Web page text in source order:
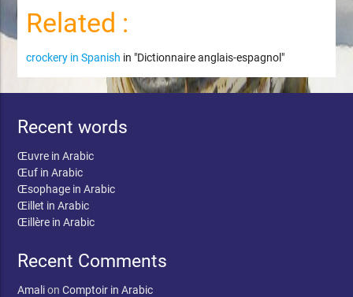
Related :
crockery in Spanish in "Dictionnaire anglais-espagnol"
Recent words
Œuvre in Arabic
Œuf in Arabic
Œsophage in Arabic
Œillet in Arabic
Œillère in Arabic
Recent Comments
AmalionComptoir in Arabic